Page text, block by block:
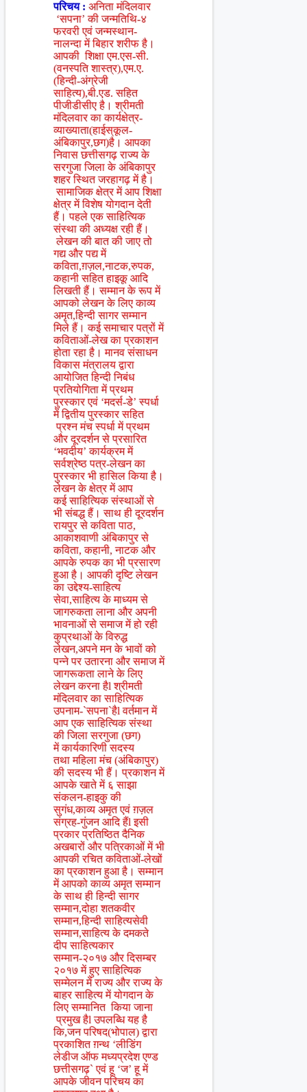
परिचय : अनिता मंदिलवार
‘सपना’ की जन्मतिथि-४
फरवरी एवं जन्मस्थान-
नालन्दा में बिहार शरीफ है।
आपकी शिक्षा एम.एस-सी.
(वनस्पति शास्त्र),एम.ए.
(हिन्दी-अंग्रेजी
साहित्य),बी.एड. सहित
पीजीडीसीए है। श्रीमती
मंदिलवार का कार्यक्षेत्र-
व्याख्याता(हाईस्कूल-
अंबिकापुर,छग)है। आपका
निवास छत्तीसगढ़ राज्य के
सरगुजा जिला के अंबिकापुर
शहर स्थित जरहागढ़ में है।
सामाजिक क्षेत्र में आप शिक्षा
क्षेत्र में विशेष योगदान देती
हैं। पहले एक साहित्यिक
संस्था की अध्यक्ष रही हैं।
लेखन की बात की जाए तो
गद्य और पद्य में
कविता,ग़ज़ल,नाटक,रुपक,
कहानी सहित हाइकू आदि
लिखती हैं। सम्मान के रूप में
आपको लेखन के लिए काव्य
अमृत,हिन्दी सागर सम्मान
मिले हैं। कई समाचार पत्रों में
कविताओं-लेख का प्रकाशन
होता रहा है। मानव संसाधन
विकास मंत्रालय द्वारा
आयोजित हिन्दी निबंध
प्रतियोगिता में प्रथम
पुरस्कार एवं ‘मदर्स-डे’ स्पर्धा
में द्वितीय पुरस्कार सहित
प्रश्न मंच स्पर्धा में प्रथम
और दूरदर्शन से प्रसारित
‘भवदीय’ कार्यक्रम में
सर्वश्रेष्ठ पत्र-लेखन का
पुरस्कार भी हासिल किया है।
लेखन के क्षेत्र में आप
कई साहित्यिक संस्थाओं से
भी संबद्ध हैं। साथ ही दूरदर्शन
रायपुर से कविता पाठ,
आकाशवाणी अंबिकापुर से
कविता, कहानी, नाटक और
आपके रुपक का भी प्रसारण
हुआ है। आपकी दृष्टि लेखन
का उद्देश्य-साहित्य
सेवा,साहित्य के माध्यम से
जागरुकता लाना और अपनी
भावनाओं से समाज में हो रही
कुप्रथाओं के विरुद्ध
लेखन,अपने मन के भावों को
पन्ने पर उतारना और समाज में
जागरूकता लाने के लिए
लेखन करना हैl श्रीमती
मंदिलवार का साहित्यिक
उपनाम-`सपना`हैl वर्तमान में
आप एक साहित्यिक संस्था
की जिला सरगुजा (छग)
में कार्यकारिणी सदस्य
तथा महिला मंच (अंबिकापुर)
की सदस्य भी हैं। प्रकाशन में
आपके खाते में ६ साझा
संकलन-हाइकु की
सुगंध,काव्य अमृत एवं ग़ज़ल
संग्रह-गुंजन आदि हैंl इसी
प्रकार प्रतिष्ठित दैनिक
अखबारों और पत्रिकाओं में भी
आपकी रचित कविताओं-लेखों
का प्रकाशन हुआ है। सम्मान
में आपको काव्य अमृत सम्मान
के साथ ही हिन्दी सागर
सम्मान,दोहा शतकवीर
सम्मान,हिन्दी साहित्यसेवी
सम्मान,साहित्य के दमकते
दीप साहित्यकार
सम्मान-२०१७ और दिसम्बर
२०१७ में हुए साहित्यिक
सम्मेलन में राज्य और राज्य के
बाहर साहित्य में योगदान के
लिए सम्मानित किया जाना
प्रमुख हैl उपलब्धि यह है
कि,जन परिषद(भोपाल) द्वारा
प्रकाशित ग़न्थ ‘लीडिंग
लेडीज ऑफ मध्यप्रदेश एण्ड
छत्तीसगढ़` एवं हू ‘ज’ हू में
आपके जीवन परिचय का